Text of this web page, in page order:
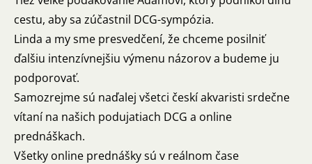
cestu, aby sa zúčastnil DCG-sympózia.
Linda a my sme presvedčení, že chceme posilniť
ďalšiu intenzívnejšiu výmenu názorov a budeme ju
podporovať.
Samozrejme sú naďalej všetci českí akvaristi srdečne
vítaní na našich podujatiach DCG a online
prednáškach.
Všetky online prednášky sú v reálnom čase